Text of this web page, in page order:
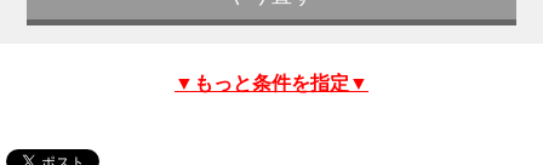
▼もっと条件を指定▼